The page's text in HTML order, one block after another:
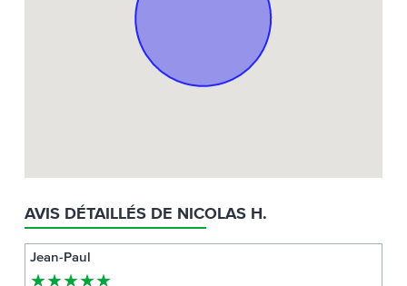
AVIS DÉTAILLÉS DE NICOLAS H.
Jean-Paul
★★★★★